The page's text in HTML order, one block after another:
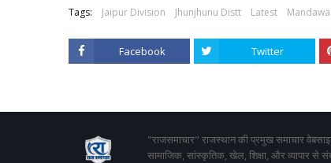
Tags: Jaipur Division Jhunjhunu Distt Latest Mandawa
Facebook Twitter
"राजसमाचार" राजस्थान की प्रमुख समाचार
सामाजिक, सांस्कृतिक, खेल, शिक्षा, और व्यापार से